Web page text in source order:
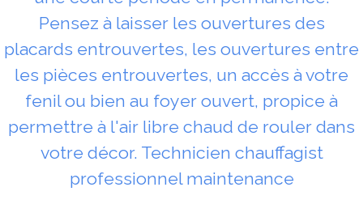
Pensez à laisser les ouvertures des
placards entrouvertes, les ouvertures entre
les pièces entrouvertes, un accès à votre
fenil ou bien au foyer ouvert, propice à
permettre à l'air libre chaud de rouler dans
votre décor. Technicien chauffagist
professionnel maintenance